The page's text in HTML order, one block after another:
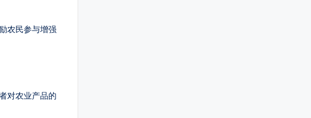
农民参与增强
对农业产品的